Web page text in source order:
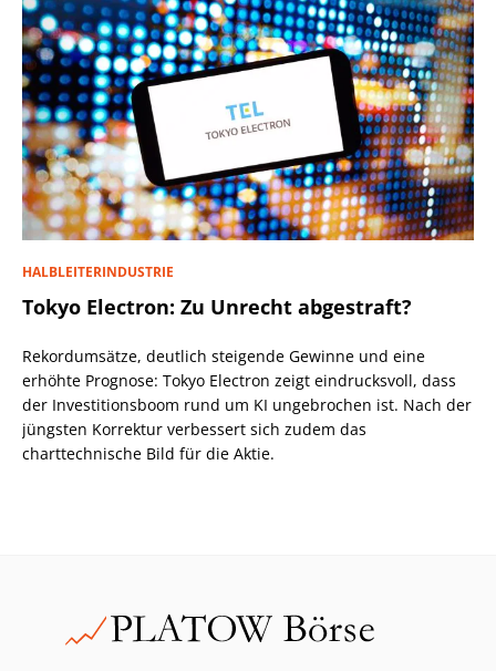
HALBLEITERINDUSTRIE
Tokyo Electron: Zu Unrecht abgestraft?
Rekordumsätze, deutlich steigende Gewinne und eine
erhöhte Prognose: Tokyo Electron zeigt eindrucksvoll, dass
der Investitionsboom rund um KI ungebrochen ist. Nach der
jüngsten Korrektur verbessert sich zudem das
charttechnische Bild für die Aktie.